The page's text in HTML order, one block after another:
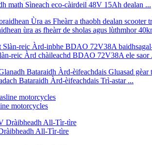
math Sìneach eco-càirdeil 48V 15Ah dealan ...
ùra as fheàrr de sholas agus lùthmhor
reic Àrd chàileachd BDAO 72V38A ele saor
Bataraidh Àrd-èifeachdais Trì-astar ...
motorcycles
​​​​All-Tìr-tìre